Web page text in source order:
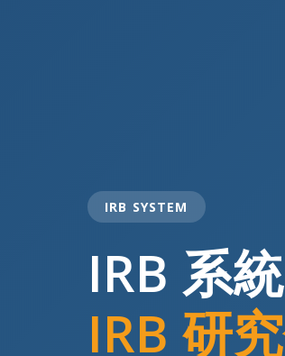
IRB SYSTEM
IRB 系統
IRB 研